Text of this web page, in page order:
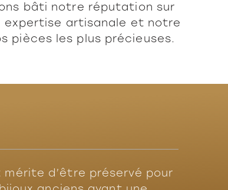
bâti notre réputation sur
expertise artisanale et notre
pièces les plus précieuses.
d’être préservé pour